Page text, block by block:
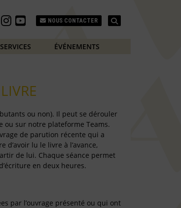
NOUS CONTACTER
SERVICES ÉVÉNEMENTS
ou non). Il peut se dérouler
ou sur notre plateforme Teams.
de parution récente qui a
d’avoir lu le livre à l’avance,
de lui. Chaque séance permet
en deux heures.
par l’ouvrage présenté ou qui ont